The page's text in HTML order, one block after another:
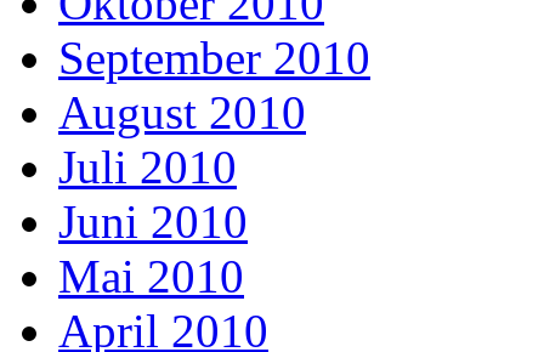
September 2010
August 2010
Juli 2010
Juni 2010
Mai 2010
April 2010